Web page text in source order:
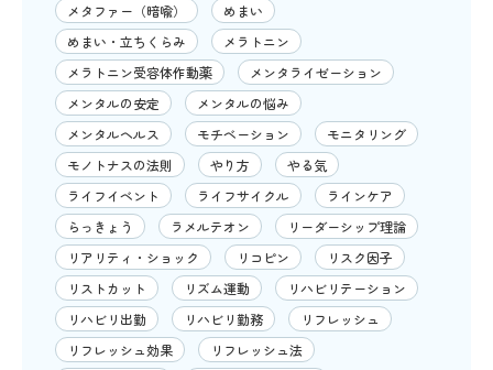
メタファー（暗喩）
めまい
めまい・立ちくらみ
メラトニン
メラトニン受容体作動薬
メンタライゼーション
メンタルの安定
メンタルの悩み
メンタルヘルス
モチベーション
モニタリング
モノトナスの法則
やり方
やる気
ライフイベント
ライフサイクル
ラインケア
らっきょう
ラメルテオン
リーダーシップ理論
リアリティ・ショック
リコピン
リスク因子
リストカット
リズム運動
リハビリテーション
リハビリ出勤
リハビリ勤務
リフレッシュ
リフレッシュ効果
リフレッシュ法